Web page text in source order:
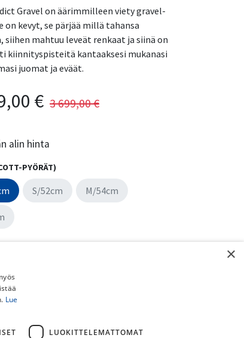
Gravel on äärimmilleen viety gravel-
on kevyt, se pärjää millä tahansa
siihen mahtuu leveät renkaat ja siinä on
kiinnityspisteitä kantaaksesi mukanasi
juomat ja eväät.
€ 3 699,00€
alin hinta
PYÖRÄT)
S/52cm M/54cm
ostoskoriin Osta nyt
×
Lue
LUOKITTELEMATTOMAT